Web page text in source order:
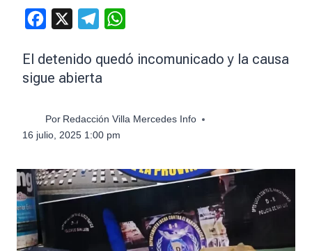
Facebook Telegram
El detenido quedó incomunicado y la causa
sigue abierta
Por Redacción Villa Mercedes Info
16 julio, 2025 1:00 pm